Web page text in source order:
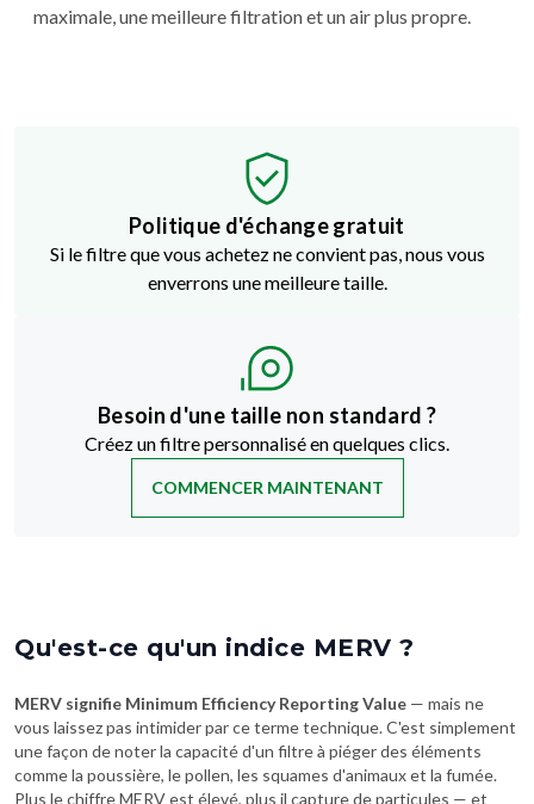
maximale, une meilleure filtration et un air plus propre.
Politique d'échange gratuit
Si le filtre que vous achetez ne convient pas, nous vous
enverrons une meilleure taille.
Besoin d'une taille non standard ?
Créez un filtre personnalisé en quelques clics.
COMMENCER MAINTENANT
Qu'est-ce qu'un indice MERV ?
MERV signifie Minimum Efficiency Reporting Value — mais ne
vous laissez pas intimider par ce terme technique. C'est simplement
une façon de noter la capacité d'un filtre à piéger des éléments
comme la poussière, le pollen, les squames d'animaux et la fumée.
Plus le chiffre MERV est élevé, plus il capture de particules — et